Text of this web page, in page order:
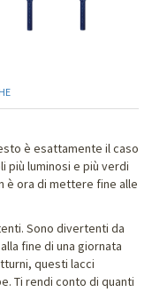
è esattamente il caso
più luminosi e più verdi
è ora di mettere fine alle
Sono divertenti da
fine di una giornata
questi lacci
Ti rendi conto di quanti